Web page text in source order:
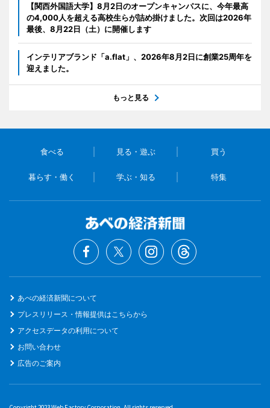
【関西外国語大学】8月2日のオープンキャンパスに、今年最高
の4,000人を超える高校生らが詰め掛けました。次回は2026年
最後、8月22日（土）に開催します
インテリアブランド「a.flat」、2026年8月2日に創業25周年を
迎えました。
もっと見る
食べる 見る・遊ぶ 買う
暮らす・働く 学ぶ・知る 特集
あべの経済新聞について
プレスリリース・情報提供はこちらから
アクセスデータの利用について
お問い合わせ
広告のご案内